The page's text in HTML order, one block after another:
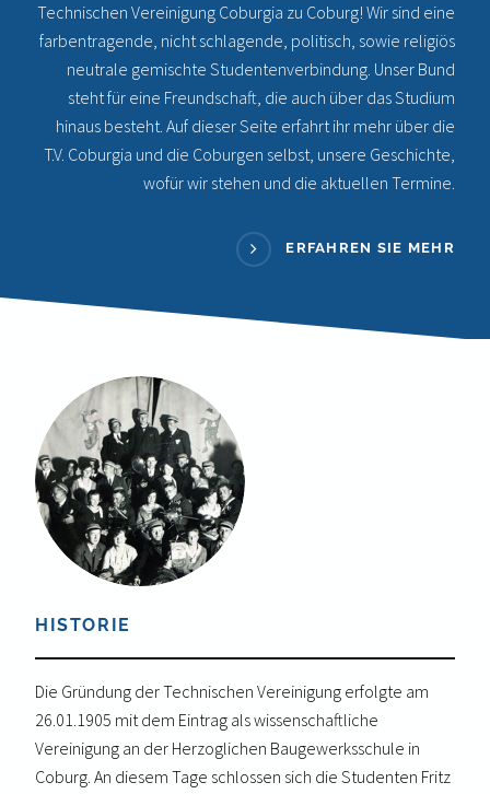
Technischen Vereinigung Coburgia zu Coburg! Wir sind eine
farbentragende, nicht schlagende, politisch, sowie religiös
neutrale gemischte Studentenverbindung. Unser Bund
steht für eine Freundschaft, die auch über das Studium
hinaus besteht. Auf dieser Seite erfahrt ihr mehr über die
T.V. Coburgia und die Coburgen selbst, unsere Geschichte,
wofür wir stehen und die aktuellen Termine.
ERFAHREN SIE MEHR
HISTORIE
Die Gründung der Technischen Vereinigung erfolgte am
26.01.1905 mit dem Eintrag als wissenschaftliche
Vereinigung an der Herzoglichen Baugewerksschule in
Coburg. An diesem Tage schlossen sich die Studenten Fritz